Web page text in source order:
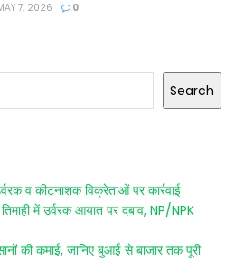
7, 2026 0
Search
व कीटनाशक विक्रेताओं पर कार्रवाई
में उर्वरक आयात पर दबाव, NP/NPK
की कमाई, जानिए बुआई से बाजार तक पूरी